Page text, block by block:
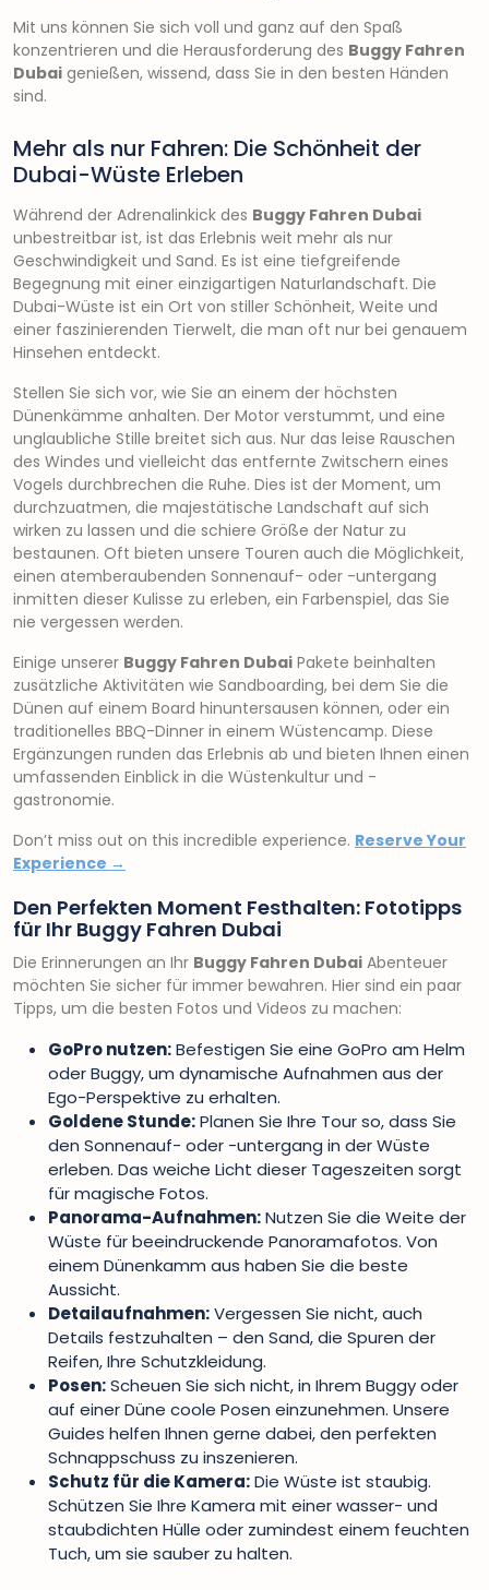
Mit uns können Sie sich voll und ganz auf den Spaß
konzentrieren und die Herausforderung des Buggy Fahren
Dubai genießen, wissend, dass Sie in den besten Händen
sind.
Mehr als nur Fahren: Die Schönheit der
Dubai-Wüste Erleben
Während der Adrenalinkick des Buggy Fahren Dubai
unbestreitbar ist, ist das Erlebnis weit mehr als nur
Geschwindigkeit und Sand. Es ist eine tiefgreifende
Begegnung mit einer einzigartigen Naturlandschaft. Die
Dubai-Wüste ist ein Ort von stiller Schönheit, Weite und
einer faszinierenden Tierwelt, die man oft nur bei genauem
Hinsehen entdeckt.
Stellen Sie sich vor, wie Sie an einem der höchsten
Dünenkämme anhalten. Der Motor verstummt, und eine
unglaubliche Stille breitet sich aus. Nur das leise Rauschen
des Windes und vielleicht das entfernte Zwitschern eines
Vogels durchbrechen die Ruhe. Dies ist der Moment, um
durchzuatmen, die majestätische Landschaft auf sich
wirken zu lassen und die schiere Größe der Natur zu
bestaunen. Oft bieten unsere Touren auch die Möglichkeit,
einen atemberaubenden Sonnenauf- oder -untergang
inmitten dieser Kulisse zu erleben, ein Farbenspiel, das Sie
nie vergessen werden.
Einige unserer Buggy Fahren Dubai Pakete beinhalten
zusätzliche Aktivitäten wie Sandboarding, bei dem Sie die
Dünen auf einem Board hinuntersausen können, oder ein
traditionelles BBQ-Dinner in einem Wüstencamp. Diese
Ergänzungen runden das Erlebnis ab und bieten Ihnen einen
umfassenden Einblick in die Wüstenkultur und -
gastronomie.
Don’t miss out on this incredible experience. Reserve Your
Experience →
Den Perfekten Moment Festhalten: Fototipps
für Ihr Buggy Fahren Dubai
Die Erinnerungen an Ihr Buggy Fahren Dubai Abenteuer
möchten Sie sicher für immer bewahren. Hier sind ein paar
Tipps, um die besten Fotos und Videos zu machen:
GoPro nutzen:Befestigen Sie eine GoPro am Helm
oder Buggy, um dynamische Aufnahmen aus der
Ego-Perspektive zu erhalten.
Goldene Stunde:Planen Sie Ihre Tour so, dass Sie
den Sonnenauf- oder -untergang in der Wüste
erleben. Das weiche Licht dieser Tageszeiten sorgt
für magische Fotos.
Panorama-Aufnahmen:Nutzen Sie die Weite der
Wüste für beeindruckende Panoramafotos. Von
einem Dünenkamm aus haben Sie die beste
Aussicht.
Detailaufnahmen:Vergessen Sie nicht, auch
Details festzuhalten – den Sand, die Spuren der
Reifen, Ihre Schutzkleidung.
Posen:Scheuen Sie sich nicht, in Ihrem Buggy oder
auf einer Düne coole Posen einzunehmen. Unsere
Guides helfen Ihnen gerne dabei, den perfekten
Schnappschuss zu inszenieren.
Schutz für die Kamera:Die Wüste ist staubig.
Schützen Sie Ihre Kamera mit einer wasser- und
staubdichten Hülle oder zumindest einem feuchten
Tuch, um sie sauber zu halten.